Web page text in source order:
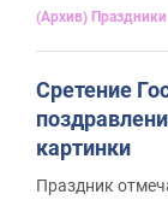
(Архив) Праздники
Сретение
картинки
Праздник